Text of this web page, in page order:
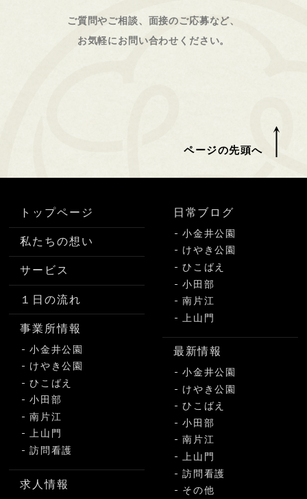
ご質問やご相談、面接のご応募など、
お気軽にお問い合わせください。
ページの先頭へ
トップページ
私たちの想い
サービス
１日の流れ
事業所情報
小金井公園
けやき公園
ひこばえ
小田部
南片江
上山門
訪問看護
求人情報
日常ブログ
小金井公園
けやき公園
ひこばえ
小田部
南片江
上山門
最新情報
小金井公園
けやき公園
ひこばえ
小田部
南片江
上山門
訪問看護
その他